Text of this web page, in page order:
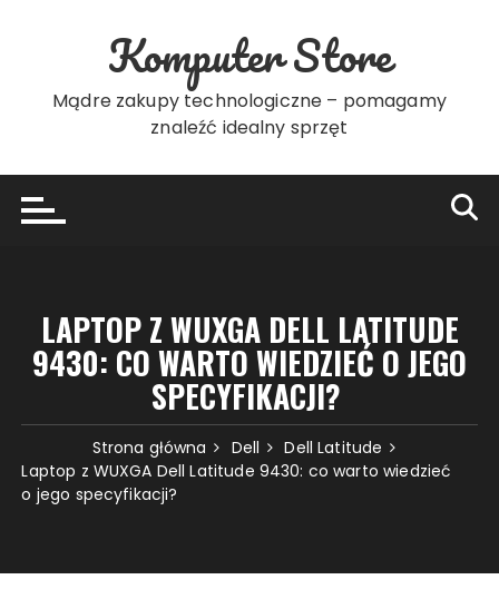
Komputer Store
Mądre zakupy technologiczne – pomagamy
znaleźć idealny sprzęt
LAPTOP Z WUXGA DELL LATITUDE
9430: CO WARTO WIEDZIEĆ O JEGO
SPECYFIKACJI?
Strona główna Dell
Dell Latitude
Laptop z WUXGA Dell Latitude 9430: co warto wiedzieć
o jego specyfikacji?